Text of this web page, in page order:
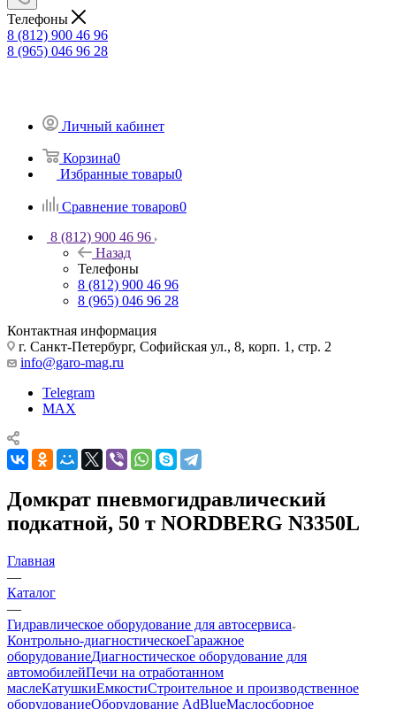
Телефоны
8 (812) 900 46 96
8 (965) 046 96 28
Личный кабинет
Корзина0
Избранные товары0
Сравнение товаров0
8 (812) 900 46 96
Назад
Телефоны
8 (812) 900 46 96
8 (965) 046 96 28
Контактная информация
г. Санкт-Петербург, Софийская ул., 8, корп. 1, стр. 2
info@garo-mag.ru
Telegram
MAX
Домкрат пневмогидравлический
подкатной, 50 т NORDBERG N3350L
Главная
—
Каталог
—
Гидравлическое оборудование для автосервиса
Контрольно-диагностическоеГаражное
оборудованиеДиагностическое оборудование для
автомобилейПечи на отработанном
маслеКатушкиЕмкостиСтроительное и производственное
оборудованиеОборудование AdBlueМаслосборное